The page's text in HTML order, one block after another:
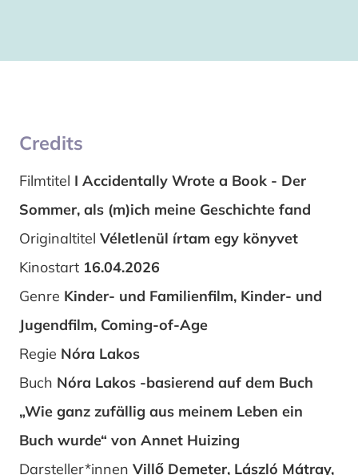
Credits
Filmtitel I Accidentally Wrote a Book - Der
Sommer, als (m)ich meine Geschichte fand
Originaltitel Véletlenül írtam egy könyvet
Kinostart 16.04.2026
Genre Kinder- und Familienfilm, Kinder- und
Jugendfilm, Coming-of-Age
Regie Nóra Lakos
Buch Nóra Lakos -basierend auf dem Buch
„Wie ganz zufällig aus meinem Leben ein
Buch wurde“ von Annet Huizing
Darsteller*innen Villő Demeter, László Mátray,